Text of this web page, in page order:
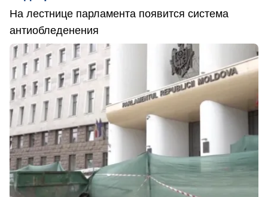
На лестнице парламента появится система
антиобледенения